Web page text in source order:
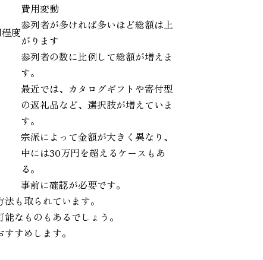
費用変動
度
参列者が多ければ多いほど総額は上
がります
参列者の数に比例して総額が増えま
す。
最近では、カタログギフトや寄付型
の返礼品など、選択肢が増えていま
す。
宗派によって金額が大きく異なり、
中には30万円を超えるケースもあ
る。
事前に確認が必要です。
も取られています。
なものもあるでしょう。
すめします。